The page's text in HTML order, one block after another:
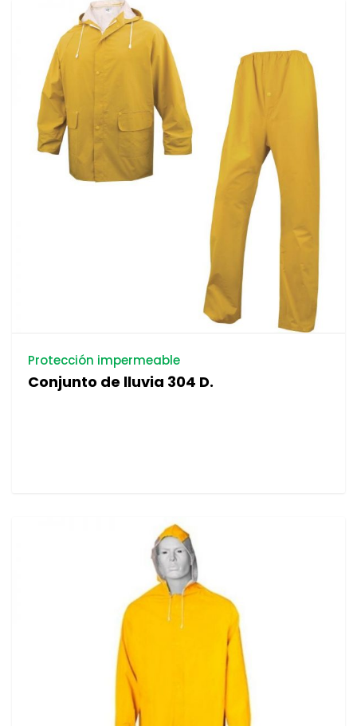
Protección impermeable
Conjunto de lluvia 304 D.